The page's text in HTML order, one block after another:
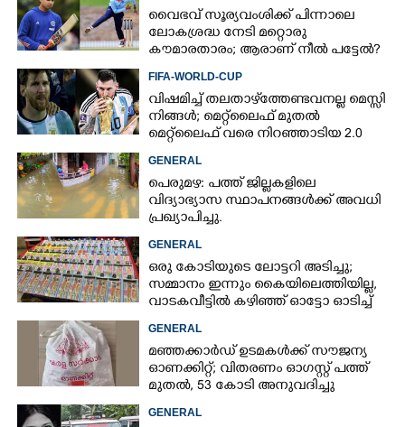
വൈഭവ് സൂര്യവംശിക്ക് പിന്നാലെ
ലോകശ്രദ്ധ നേടി മറ്റൊരു
കൗമാരതാരം; ആരാണ് നീൽ പട്ടേൽ?
FIFA-WORLD-CUP
വിഷമിച്ച് തലതാഴ്‌ത്തേണ്ടവനല്ല മെസ്സി
നിങ്ങള്‍; മെറ്റ്‌ലൈഫ് മുതല്‍
മെറ്റ്‌ലൈഫ് വരെ നിറഞ്ഞാടിയ 2.0
GENERAL
പെരുമഴ: പത്ത് ജില്ലകളിലെ
വിദ്യാഭ്യാസ സ്ഥാപനങ്ങൾക്ക് അവധി
പ്രഖ്യാപിച്ചു.
GENERAL
ഒരു കോടിയുടെ ലോട്ടറി അടിച്ചു;
സമ്മാനം ഇന്നും കൈയിലെത്തിയില്ല,
വാടകവീട്ടിൽ കഴിഞ്ഞ് ഓട്ടോ ഓടിച്ച്
73കാരൻ
GENERAL
മഞ്ഞക്കാർഡ് ഉടമകൾക്ക് സൗജന്യ
ഓണക്കിറ്റ്; വിതരണം ഓഗസ്റ്റ് പത്ത്
മുതൽ, 53 കോടി അനുവദിച്ചു
GENERAL